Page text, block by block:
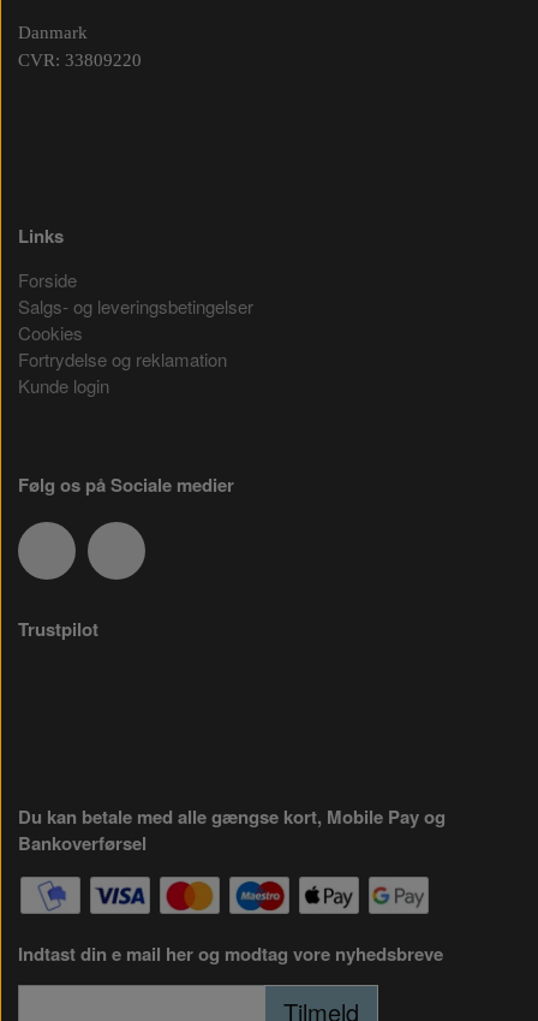
Danmark
CVR: 33809220
Links
Forside
Salgs- og leveringsbetingelser
Cookies
Fortrydelse og reklamation
Kunde login
Følg os på Sociale medier
Trustpilot
Du kan betale med alle gængse kort, Mobile Pay og
Bankoverførsel
Indtast din e mail her og modtag vore nyhedsbreve
Tilmeld